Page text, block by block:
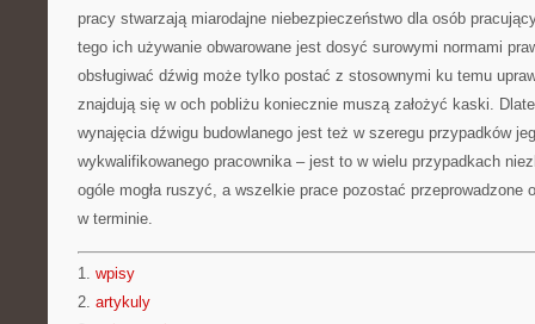
pracy stwarzają miarodajne niebezpieczeństwo dla osób
tego ich używanie obwarowane jest dosyć surowymi normami
obsługiwać dźwig może tylko postać z stosownymi ku temu
znajdują się w och pobliżu koniecznie muszą założyć kaski.
wynajęcia dźwigu budowlanego jest też w szeregu przypadków
wykwalifikowanego pracownika – jest to w wielu przypadkach
ogóle mogła ruszyć, a wszelkie prace pozostać przeprowadzone
w terminie.
1. wpisy
2. artykuly